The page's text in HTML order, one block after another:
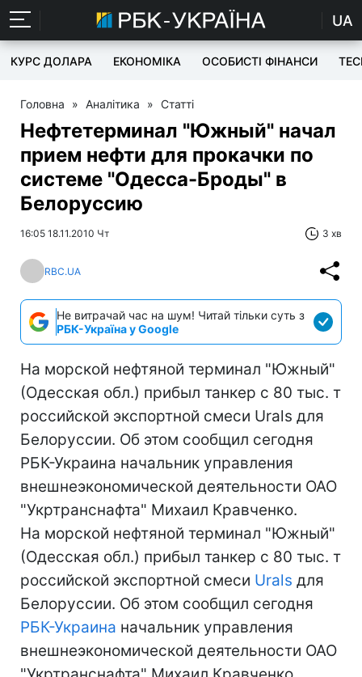
UA
КУРС ДОЛАРА ЕКОНОМІКА ОСОБИСТІ ФІНАНСИ
Головна » Аналітика » Статті
Нефтетерминал "Южный" начал
прием нефти для прокачки по
системе "Одесса-Броды" в
Белоруссию
16:05 18.11.2010 Чт 3 хв
RBC.UA
Не витрачай час на шум! Читай тільки суть з
РБК-Україна у Google
На морской нефтяной терминал "Южный"
(Одесская обл.) прибыл танкер с 80 тыс. т
российской экспортной смеси Urals для
Белоруссии. Об этом сообщил сегодня
РБК-Украина начальник управления
внешнеэкономической деятельности ОАО
"Укртранснафта" Михаил Кравченко.
На морской нефтяной терминал "Южный"
(Одесская обл.) прибыл танкер с 80 тыс. т
российской экспортной смеси Urals для
Белоруссии. Об этом сообщил сегодня
РБК-Украина начальник управления
внешнеэкономической деятельности ОАО